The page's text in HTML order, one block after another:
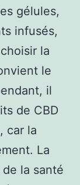
gélules,
infusés,
la
le
il
de CBD
car la
La
la santé